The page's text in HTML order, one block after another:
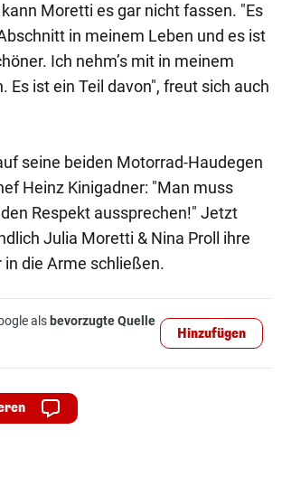
Moretti es gar nicht fassen. "Es
in meinem Leben und es ist
Ich nehm’s mit in meinem
Es ist ein Teil davon", freut sich auch
seine beiden Motorrad-Haudegen
Heinz Kinigadner: "Man muss
Respekt aussprechen!" Jetzt
Julia Moretti & Nina Proll ihre
die Arme schließen.
als bevorzugte Quelle
Hinzufügen